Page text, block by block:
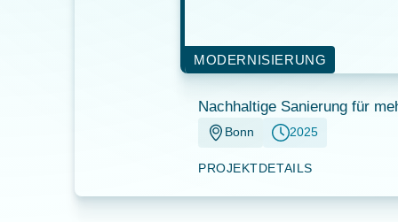
MODERNISIERUNG
Nachhaltige Sanierung für
Bonn 2025
PROJEKTDETAILS